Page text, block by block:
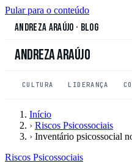
Pular para o conteúdo
Andreza Araújo · Blog
Andreza Araújo
CULTURA LIDERANÇA
Início
› Riscos Psicossociais
› Inventário psicossocial
Riscos Psicossociais